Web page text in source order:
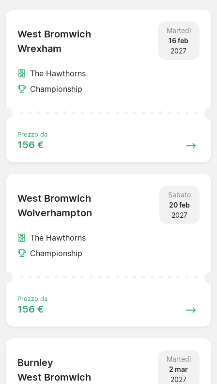
West Bromwich
Wrexham
Martedì
16 feb
2027
The Hawthorns
Championship
Prezzo da
156 €
West Bromwich
Wolverhampton
Sabato
20 feb
2027
The Hawthorns
Championship
Prezzo da
156 €
Burnley
West Bromwich
Martedì
2 mar
2027